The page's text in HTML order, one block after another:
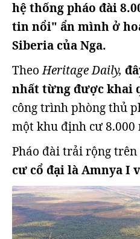
hệ thống pháo đài
tin nổi" ẩn mình ở
Siberia của Nga.
TheoHeritage Daily,
nhất từng được khai
công trình phòng thủ
một khu định cư 8.000
Pháo đài trải rộng trên
cư cổ đại là Amnya I